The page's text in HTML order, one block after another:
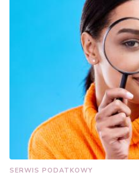
SERWIS PODATKOWY